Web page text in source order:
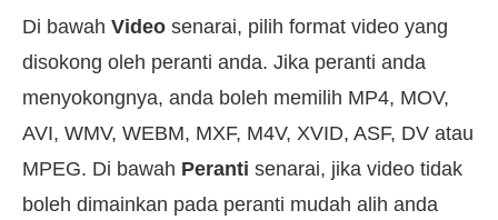
Di bawah Video senarai, pilih format video yang
disokong oleh peranti anda. Jika peranti anda
menyokongnya, anda boleh memilih MP4, MOV,
AVI, WMV, WEBM, MXF, M4V, XVID, ASF, DV atau
MPEG. Di bawah Peranti senarai, jika video tidak
boleh dimainkan pada peranti mudah alih anda